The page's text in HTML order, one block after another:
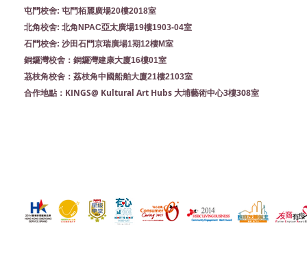
屯門校舍: 屯門栢麗廣場20樓2018室
北角校舍: 北角NPAC亞太廣場19樓1903-04室
石門校舍: 沙田石門京瑞廣場1期12樓M室
銅鑼灣校舍：銅鑼灣建康大廈16樓01室
茘枝角校舍：荔枝角中國船舶大廈21樓2103室
合作地點： KINGS@ Kultural Art Hubs 大埔藝術中心3樓308室